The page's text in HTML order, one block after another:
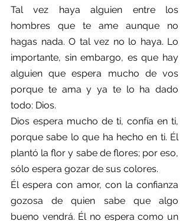
Tal vez haya alguien entre los
hombres que te ame aunque no
hagas nada. O tal vez no lo haya. Lo
importante, sin embargo, es que hay
alguien que espera mucho de vos
porque te ama y ya te lo ha dado
todo: Dios.
Dios espera mucho de ti, confía en ti,
porque sabe lo que ha hecho en ti. Él
plantó la flor y sabe de flores; por eso,
sólo espera gozar de sus colores.
Él espera con amor, con la confianza
gozosa de quien sabe que algo
bueno vendrá. Él no espera como un